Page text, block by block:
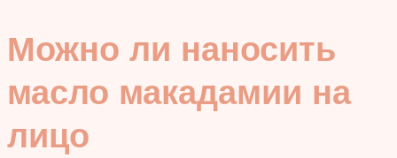
Можно ли наносить
масло макадамии на
лицо